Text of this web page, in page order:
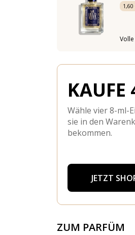
KAUFE
Wähle vier 8-ml-
sie in den
bekommen.
JETZT
ZUM PARFÜM